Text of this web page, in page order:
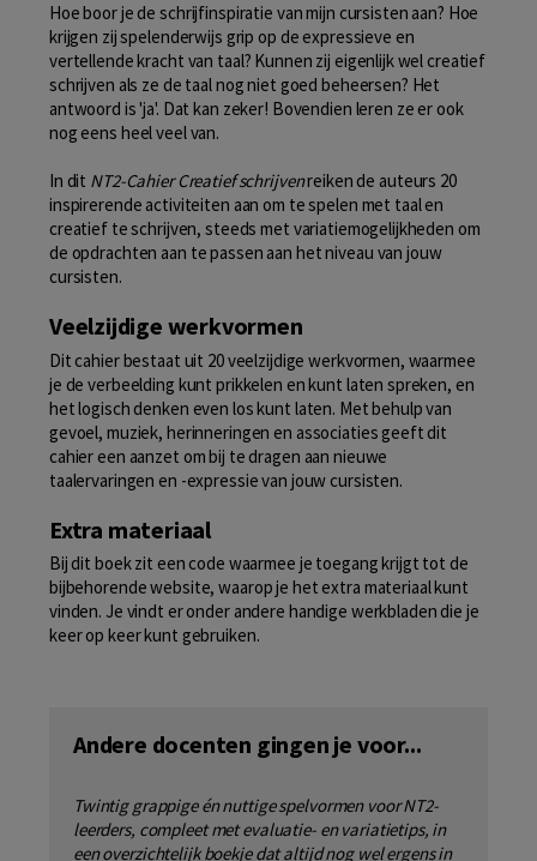
Hoe boor je de schrijfinspiratie van mijn cursisten aan? Hoe
krijgen zij spelenderwijs grip op de expressieve en
vertellende kracht van taal? Kunnen zij eigenlijk wel creatief
schrijven als ze de taal nog niet goed beheersen? Het
antwoord is 'ja'. Dat kan zeker! Bovendien leren ze er ook
nog eens heel veel van.
In dit NT2-Cahier Creatief schrijvenreiken de auteurs 20
inspirerende activiteiten aan om te spelen met taal en
creatief te schrijven, steeds met variatiemogelijkheden om
de opdrachten aan te passen aan het niveau van jouw
cursisten.
Veelzijdige werkvormen
Dit cahier bestaat uit 20 veelzijdige werkvormen, waarmee
je de verbeelding kunt prikkelen en kunt laten spreken, en
het logisch denken even los kunt laten. Met behulp van
gevoel, muziek, herinneringen en associaties geeft dit
cahier een aanzet om bij te dragen aan nieuwe
taalervaringen en -expressie van jouw cursisten.
Extra materiaal
Bij dit boek zit een code waarmee je toegang krijgt tot de
bijbehorende website, waarop je het extra materiaal kunt
vinden. Je vindt er onder andere handige werkbladen die je
keer op keer kunt gebruiken.
Andere docenten gingen je voor...
Twintig grappige én nuttige spelvormen voor NT2-
leerders, compleet met evaluatie- en variatietips, in
een overzichtelijk boekje dat altijd nog wel ergens in